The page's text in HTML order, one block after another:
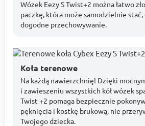
Wózek Eezy S Twist+2 można łatwo
paczkę, która może samodzielnie
dogodne przechowywanie.
Koła terenowe
Na każdą nawierzchnię! Dzięki
i zawieszeniu wszystkich kół wózek
Twist +2 pomaga bezpiecznie
pęknięcia i kostkę brukową, nie
Twojego dziecka.